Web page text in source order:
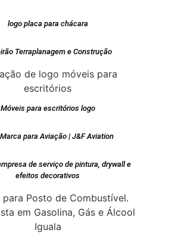
logo placa para chácara
Terraplanagem e Construção
Móveis para escritórios logo
para Aviação | J&F Aviation
de serviço de pintura, drywall e
efeitos decorativos